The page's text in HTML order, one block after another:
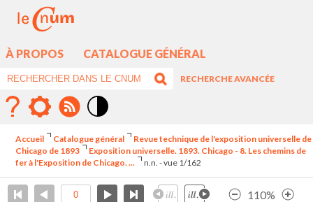
À PROPOS CATALOGUE GÉNÉRAL
RECHERCHE AVANCÉE
élévé
Accueil Catalogue général
Revue technique de l'exposition universelle de
Chicago de 1893
Exposition universelle. 1893. Chicago - 8. Les chemins de
fer à l'Exposition de Chicago. ...
n.n. - vue 1/162
110%